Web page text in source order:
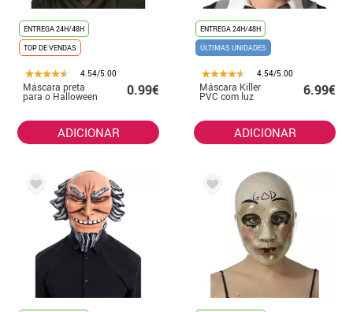
ENTREGA 24H/48H
TOP DE VENDAS
4.54/5.00
Máscara preta
para o Halloween 0.99€
ADICIONAR
ENTREGA 24H/48H
ÚLTIMAS UNIDADES
4.54/5.00
Máscara Killer
PVC com luz 6.99€
ADICIONAR